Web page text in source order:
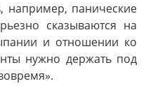
например, панические
сказываются на
и отношении ко
нужно держать под